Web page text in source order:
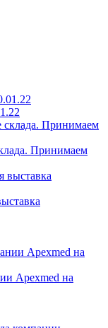
Принимаем
Apexmed на